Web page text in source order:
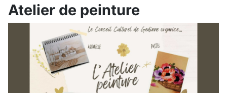
Atelier de peinture